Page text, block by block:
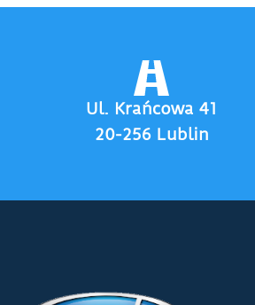
Ul. Krańcowa 41
20-256 Lublin